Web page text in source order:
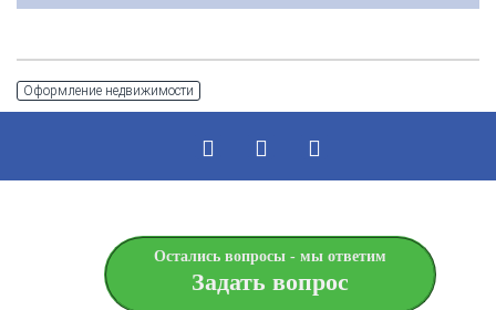
Оформление недвижимости
Остались вопросы - мы ответим
Задать вопрос